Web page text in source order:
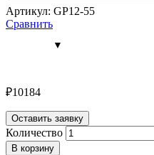
Артикул: GP12-55
Сравнить
₽10184
Оставить заявку
Количество
В корзину